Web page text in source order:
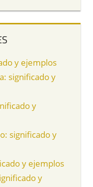
y ejemplos
significado y
y
significado y
y ejemplos
y